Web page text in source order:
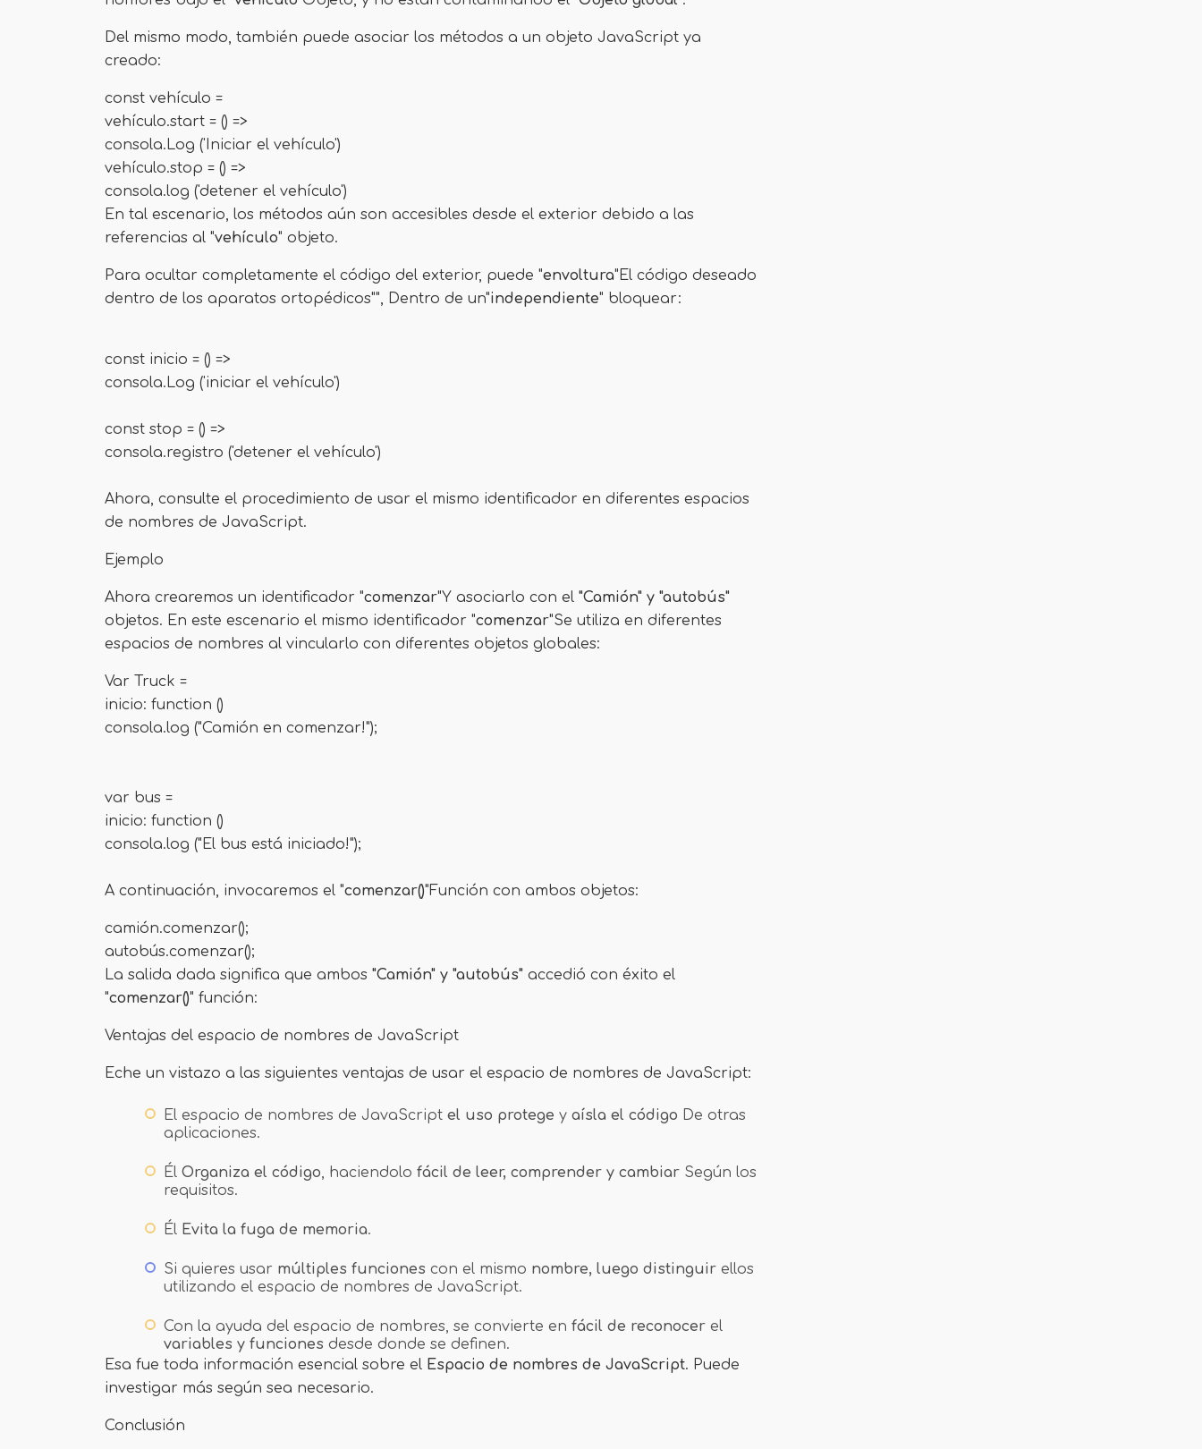
Del mismo modo, también puede asociar los métodos a un objeto JavaScript ya
creado:
const vehículo =
vehículo.start = () =>
consola.Log ('Iniciar el vehículo')
vehículo.stop = () =>
consola.log ('detener el vehículo')
En tal escenario, los métodos aún son accesibles desde el exterior debido a las
referencias al "vehículo" objeto.
Para ocultar completamente el código del exterior, puede "envoltura"El código deseado
dentro de los aparatos ortopédicos"", Dentro de un"independiente" bloquear:
const inicio = () =>
consola.Log ('iniciar el vehículo')
const stop = () =>
consola.registro ('detener el vehículo')
Ahora, consulte el procedimiento de usar el mismo identificador en diferentes espacios
de nombres de JavaScript.
Ejemplo
Ahora crearemos un identificador "comenzar"Y asociarlo con el "Camión" y "autobús"
objetos. En este escenario el mismo identificador "comenzar"Se utiliza en diferentes
espacios de nombres al vincularlo con diferentes objetos globales:
Var Truck =
inicio: function ()
consola.log ("Camión en comenzar!");
var bus =
inicio: function ()
consola.log ("El bus está iniciado!");
A continuación, invocaremos el "comenzar()"Función con ambos objetos:
camión.comenzar();
autobús.comenzar();
La salida dada significa que ambos "Camión" y "autobús" accedió con éxito el
"comenzar()" función:
Ventajas del espacio de nombres de JavaScript
Eche un vistazo a las siguientes ventajas de usar el espacio de nombres de JavaScript:
El espacio de nombres de JavaScript el uso protege y aísla el código De otras
aplicaciones.
Él Organiza el código, haciendolo fácil de leer, comprender y cambiar Según los
requisitos.
Él Evita la fuga de memoria.
Si quieres usar múltiples funciones con el mismo nombre, luego distinguir ellos
utilizando el espacio de nombres de JavaScript.
Con la ayuda del espacio de nombres, se convierte en fácil de reconocer el
variables y funciones desde donde se definen.
Esa fue toda información esencial sobre el Espacio de nombres de JavaScript. Puede
investigar más según sea necesario.
Conclusión